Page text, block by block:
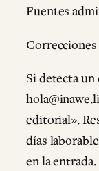
Fuentes
Correcciones
Si detecta un
editorial».
días
en la entrada.